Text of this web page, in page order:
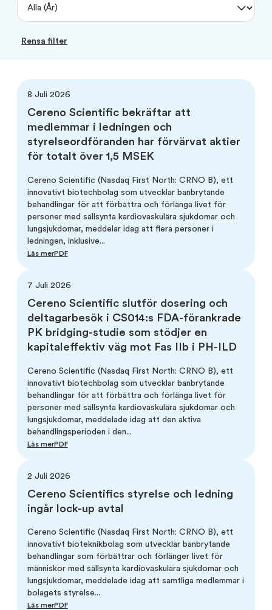
Rensa filter
8 Juli 2026
Cereno Scientific bekräftar att
medlemmar i ledningen och
styrelseordföranden har förvärvat aktier
för totalt över 1,5 MSEK
Cereno Scientific (Nasdaq First North: CRNO B), ett
innovativt biotechbolag som utvecklar banbrytande
behandlingar för att förbättra och förlänga livet för
personer med sällsynta kardiovaskulära sjukdomar och
lungsjukdomar, meddelar idag att flera personer i
ledningen, inklusive...
Läs merPDF
7 Juli 2026
Cereno Scientific slutför dosering och
deltagarbesök i CS014:s FDA-förankrade
PK bridging-studie som stödjer en
kapitaleffektiv väg mot Fas IIb i PH-ILD
Cereno Scientific (Nasdaq First North: CRNO B), ett
innovativt biotechbolag som utvecklar banbrytande
behandlingar för att förbättra och förlänga livet för
personer med sällsynta kardiovaskulära sjukdomar och
lungsjukdomar, meddelade idag att den aktiva
behandlingsperioden i den...
Läs merPDF
2 Juli 2026
Cereno Scientifics styrelse och ledning
ingår lock-up avtal
Cereno Scientific (Nasdaq First North: CRNO B), ett
innovativt bioteknikbolag som utvecklar banbrytande
behandlingar som förbättrar och förlänger livet för
människor med sällsynta kardiovaskulära sjukdomar och
lungsjukdomar, meddelade idag att samtliga medlemmar i
bolagets styrelse...
Läs merPDF
Certified Adviser
Bolagsstyrning
Nyemission maj 2019